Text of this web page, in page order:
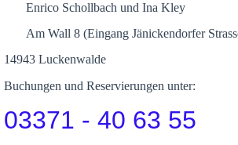
Enrico Schollbach und Ina Kley
Am Wall 8 (Eingang Jänickendorfer
14943 Luckenwalde
Buchungen und Reservierungen unter:
03371 - 40 63 55